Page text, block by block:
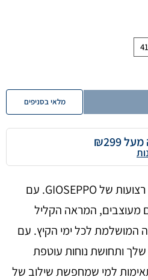
41
מלאי בסניפים
₪299
סנדלי סניקרס MERTI עם רצועות של GIOSEPPO. עם
מעוצבים, המראה הקליל
המושלמת לכל ימי הקיץ. עם
שלך ותחושת נוחות עוטפת
למי שמחפשת שילוב של